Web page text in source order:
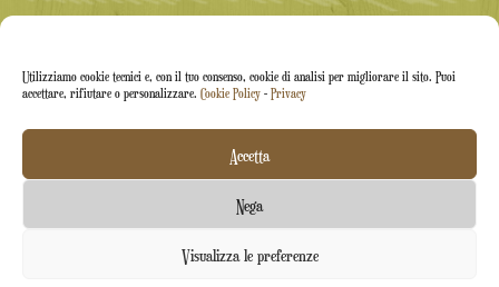
Utilizziamo cookie tecnici e, con il tuo consenso, cookie di analisi per migliorare il sito. Puoi
accettare, rifiutare o personalizzare. Cookie Policy - Privacy
Accetta
Nega
Visualizza le preferenze
Arti&Inventive ® 2005-2026 | P.iva 05070120877 |
Azienda iscritta all'albo artigiani CT-711169 | Rea CT-
426037
Contattaci